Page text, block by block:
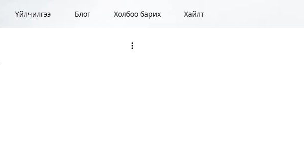
Үйлчилгээ Блог Холбоо барих Хайлт